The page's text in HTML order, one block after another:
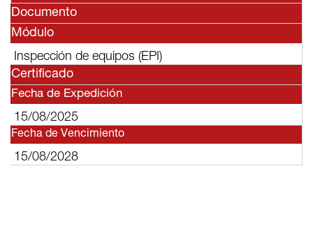
Documento
Módulo
Inspección de equipos (EPI)
Certificado
Fecha de Expedición
15/08/2025
Fecha de Vencimiento
15/08/2028